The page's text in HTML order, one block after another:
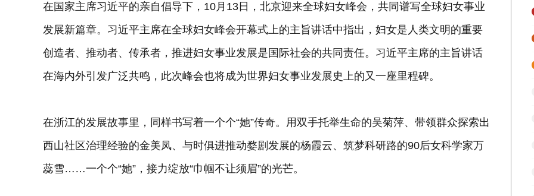
在国家主席习近平的亲自倡导下，10月13日，北京迎来全球妇女峰会，共同谱写全球妇女事业
发展新篇章。习近平主席在全球妇女峰会开幕式上的主旨讲话中指出，妇女是人类文明的重要
创造者、推动者、传承者，推进妇女事业发展是国际社会的共同责任。习近平主席的主旨讲话
在海内外引发广泛共鸣，此次峰会也将成为世界妇女事业发展史上的又一座里程碑。
在浙江的发展故事里，同样书写着一个个“她”传奇。用双手托举生命的吴菊萍、带领群众探索出
西山社区治理经验的金美凤、与时俱进推动婺剧发展的杨霞云、筑梦科研路的90后女科学家万
蕊雪……一个个“她”，接力绽放“巾帼不让须眉”的光芒。